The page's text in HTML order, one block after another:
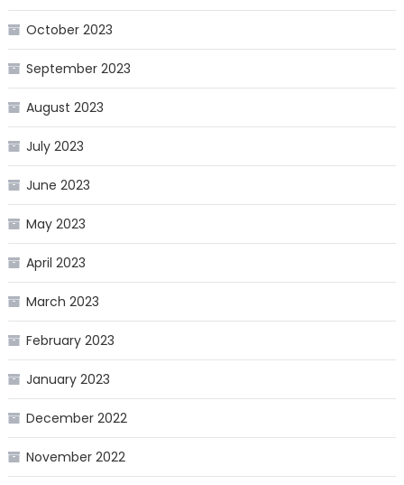
October 2023
September 2023
August 2023
July 2023
June 2023
May 2023
April 2023
March 2023
February 2023
January 2023
December 2022
November 2022